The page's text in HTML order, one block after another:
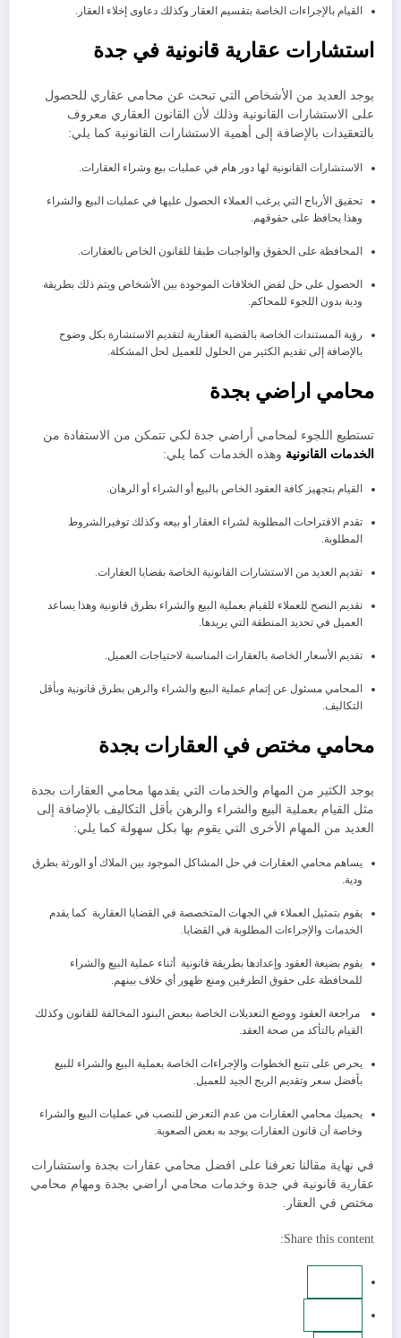
القيام بالإجراءات الخاصة بتقسيم العقار وكذلك دعاوى إخلاء العقار.
استشارات عقارية قانونية في جدة
يوجد العديد من الأشخاص التي تبحث عن محامي عقاري للحصول
على الاستشارات القانونية وذلك لأن القانون العقاري معروف
بالتعقيدات بالإضافة إلى أهمية الاستشارات القانونية كما يلي:
الاستشارات القانونية لها دور هام في عمليات بيع وشراء العقارات.
تحقيق الأرباح التي يرغب العملاء الحصول عليها في عمليات البيع والشراء
وهذا يحافظ على حقوقهم.
المحافظة على الحقوق والواجبات طبقا للقانون الخاص بالعقارات.
الحصول على حل لفض الخلافات الموجودة بين الأشخاص ويتم ذلك بطريقة
ودية بدون اللجوء للمحاكم.
رؤية المستندات الخاصة بالقضية العقارية لتقديم الاستشارة بكل وضوح
بالإضافة إلى تقديم الكثير من الحلول للعميل لحل المشكلة.
محامي اراضي بجدة
تستطيع اللجوء لمحامي أراضي جدة لكي تتمكن من الاستفادة من
الخدمات القانونية وهذه الخدمات كما يلي:
القيام بتجهيز كافة العقود الخاص بالبيع أو الشراء أو الرهان.
تقدم الاقتراحات المطلوبة لشراء العقار أو بيعه وكذلك توفيرالشروط
المطلوبة.
تقديم العديد من الاستشارات القانونية الخاصة بقضايا العقارات.
تقديم النصح للعملاء للقيام بعملية البيع والشراء بطرق قانونية وهذا يساعد
العميل في تحديد المنطقة التي يريدها.
تقديم الأسعار الخاصة بالعقارات المناسبة لاحتياجات العميل.
المحامي مسئول عن إتمام عملية البيع والشراء والرهن بطرق قانونية وبأقل
التكاليف.
محامي مختص في العقارات بجدة
يوجد الكثير من المهام والخدمات التي يقدمها محامي العقارات بجدة
مثل القيام بعملية البيع والشراء والرهن بأقل التكاليف بالإضافة إلى
العديد من المهام الأخرى التي يقوم بها بكل سهولة كما يلي:
يساهم محامي العقارات في حل المشاكل الموجود بين الملاك أو الورثة بطرق
ودية.
يقوم بتمثيل العملاء في الجهات المتخصصة في القضايا العقارية كما يقدم
الخدمات والإجراءات المطلوبة في القضايا.
يقوم بضيعة العقود وإعدادها بطريقة قانونية أثناء عملية البيع والشراء
للمحافظة على حقوق الطرفين ومنع ظهور أي خلاف بينهم.
مراجعة العقود ووضع التعديلات الخاصة ببعض البنود المخالفة للقانون وكذلك
القيام بالتأكد من صحة العقد.
يحرص على تتبع الخطوات والإجراءات الخاصة بعملية البيع والشراء للبيع
بأفضل سعر وتقديم الربح الجيد للعميل.
يحميك محامي العقارات من عدم التعرض للنصب في عمليات البيع والشراء
وخاصة أن قانون العقارات يوجد به بعض الصعوبة.
في نهاية مقالنا تعرفنا على افضل محامي عقارات بجدة واستشارات
عقارية قانونية في جدة وخدمات محامي اراضي بجدة ومهام محامي
مختص في العقار.
Share this content: